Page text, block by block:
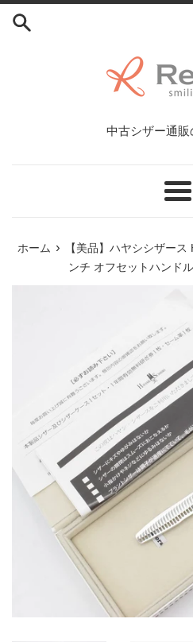
コ
中古シザー通販
メ
ー
ホーム ›
【美品】ハヤシシザー
ンチ オフセットハンド